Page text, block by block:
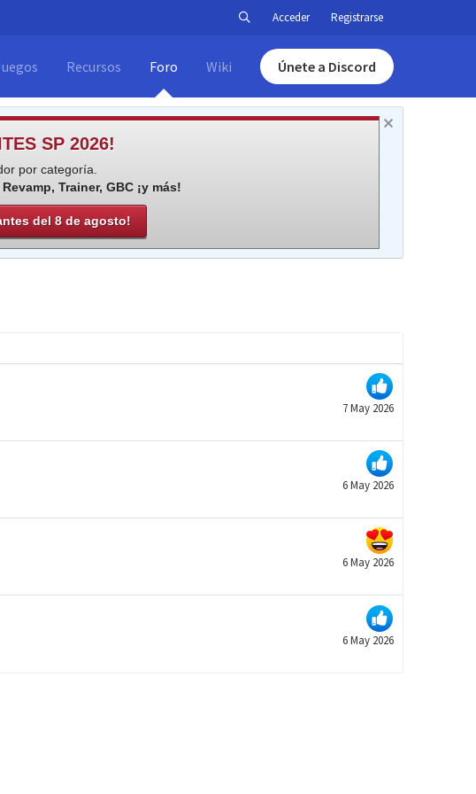
Acceder Registrarse
Recursos Foro Wiki Únete a Discord
SP 2026!
por categoría.
Trainer, GBC ¡y más!
del 8 de agosto!
7 May 2026
6 May 2026
6 May 2026
6 May 2026